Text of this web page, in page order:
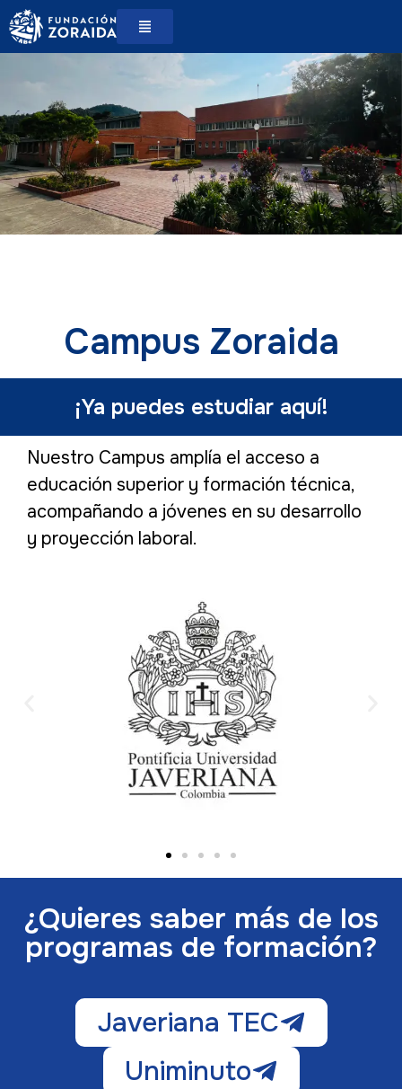
Campus Zoraida
¡Ya puedes estudiar aquí!
Nuestro Campus amplía el acceso a
educación superior y formación técnica,
acompañando a jóvenes en su desarrollo
y proyección laboral.
¿Quieres saber más de los
programas de formación?
Javeriana TEC
Uniminuto